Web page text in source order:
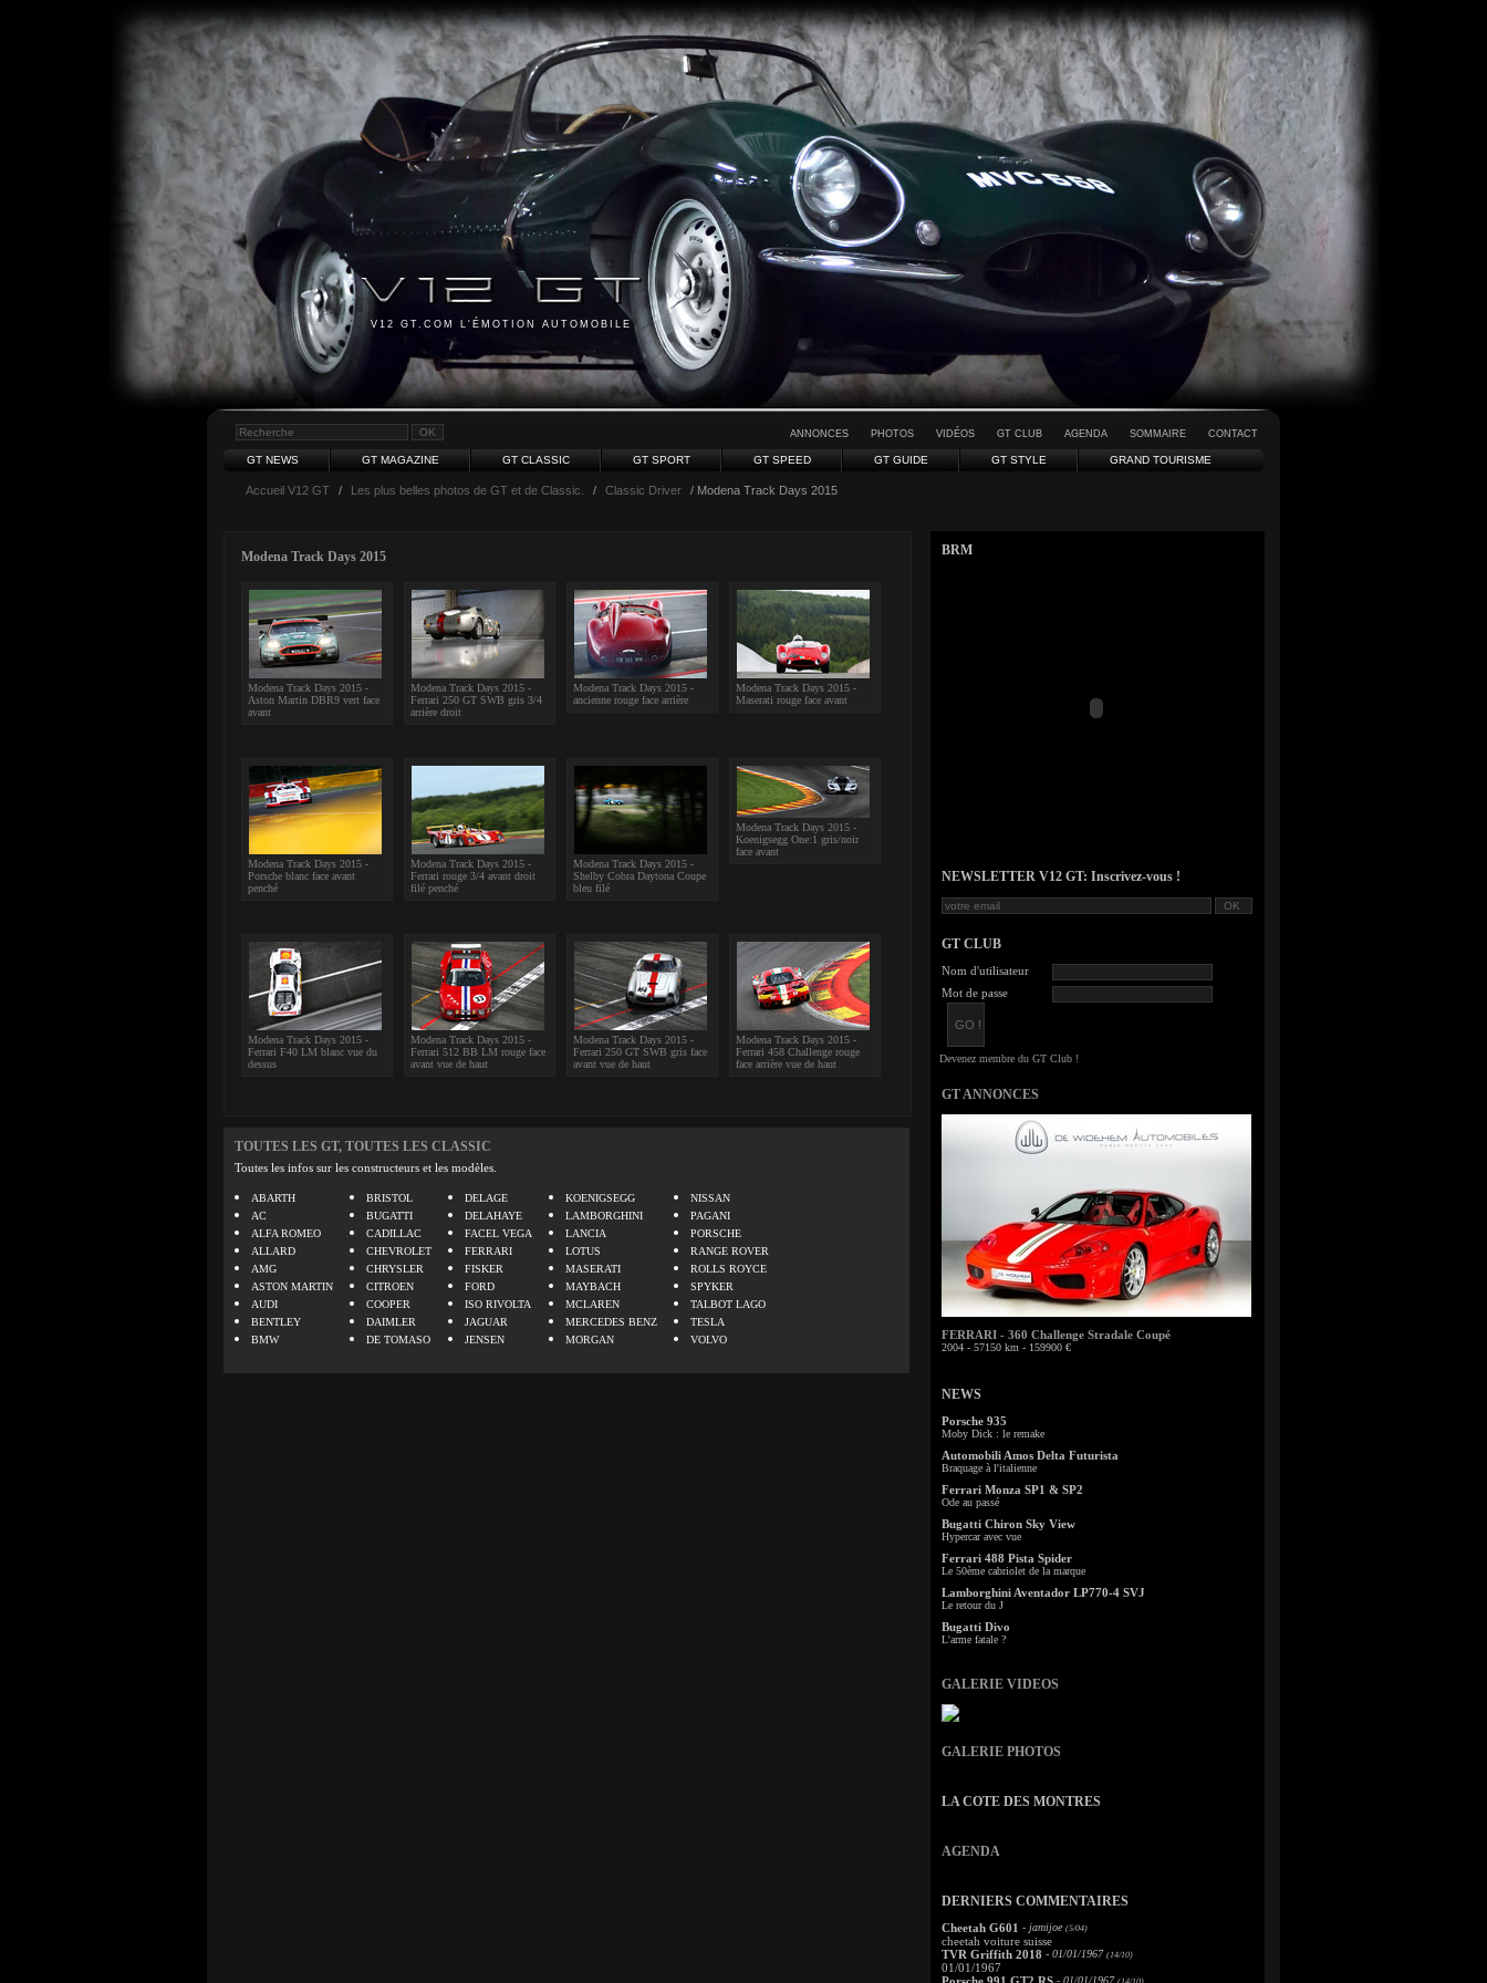
V12 GT.COM L'ÉMOTION AUTOMOBILE
ANNONCES PHOTOS VIDÉOS GT CLUB AGENDA SOMMAIRE CONTACT
GT NEWS GT MAGAZINE GT CLASSIC GT SPORT GT SPEED GT GUIDE GT STYLE GRAND TOURISME
Accueil V12 GT / Les plus belles photos de GT et de Classic. / Classic Driver / Modena Track Days 2015
Modena Track Days 2015
Modena Track Days 2015 -
Aston Martin DBR9 vert face
avant
Modena Track Days 2015 -
Ferrari 250 GT SWB gris 3/4
arrière droit
Modena Track Days 2015 -
ancienne rouge face arrière
Modena Track Days 2015 -
Maserati rouge face avant
Modena Track Days 2015 -
Porsche blanc face avant
penché
Modena Track Days 2015 -
Ferrari rouge 3/4 avant droit
filé penché
Modena Track Days 2015 -
Shelby Cobra Daytona Coupe
bleu filé
Modena Track Days 2015 -
Koenigsegg One:1 gris/noir
face avant
Modena Track Days 2015 -
Ferrari F40 LM blanc vue du
dessus
Modena Track Days 2015 -
Ferrari 512 BB LM rouge face
avant vue de haut
Modena Track Days 2015 -
Ferrari 250 GT SWB gris face
avant vue de haut
Modena Track Days 2015 -
Ferrari 458 Challenge rouge
face arrière vue de haut
TOUTES LES GT, TOUTES LES CLASSIC
Toutes les infos sur les constructeurs et les modèles.
ABARTH
AC
ALFA ROMEO
ALLARD
AMG
ASTON MARTIN
AUDI
BENTLEY
BMW
BRISTOL
BUGATTI
CADILLAC
CHEVROLET
CHRYSLER
CITROEN
COOPER
DAIMLER
DE TOMASO
DELAGE
DELAHAYE
FACEL VEGA
FERRARI
FISKER
FORD
ISO RIVOLTA
JAGUAR
JENSEN
KOENIGSEGG
LAMBORGHINI
LANCIA
LOTUS
MASERATI
MAYBACH
MCLAREN
MERCEDES BENZ
MORGAN
NISSAN
PAGANI
PORSCHE
RANGE ROVER
ROLLS ROYCE
SPYKER
TALBOT LAGO
TESLA
VOLVO
BRM
NEWSLETTER V12 GT: Inscrivez-vous !
GT CLUB
Nom d'utilisateur
Mot de passe
GT ANNONCES
FERRARI - 360 Challenge Stradale Coupé
2004 - 57150 km - 159900 €
NEWS
Porsche 935
Moby Dick : le remake
Automobili Amos Delta Futurista
Braquage à l'italienne
Ferrari Monza SP1 & SP2
Ode au passé
Bugatti Chiron Sky View
Hypercar avec vue
Ferrari 488 Pista Spider
Le 50ème cabriolet de la marque
Lamborghini Aventador LP770-4 SVJ
Le retour du J
Bugatti Divo
L'arme fatale ?
GALERIE VIDEOS
GALERIE PHOTOS
LA COTE DES MONTRES
AGENDA
DERNIERS COMMENTAIRES
Cheetah G601 - jamijoe (5/04)
cheetah voiture suisse
TVR Griffith 2018 - 01/01/1967 (14/10)
01/01/1967
- 01/01/1967